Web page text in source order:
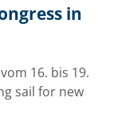
in
16. bis 19.
sail for new